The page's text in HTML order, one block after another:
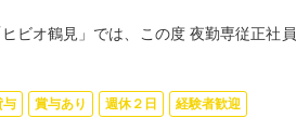
ビオ鶴見」では、この度 夜勤専従正社員
与 賞与あり 週休２日 経験者歓迎